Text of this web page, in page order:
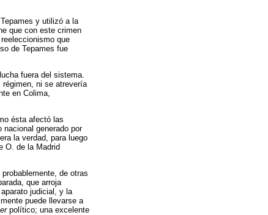
y utilizó a la
que con este crimen
que
de Tepames fue
fuera del sistema.
régimen, ni se atrevería
en Colima,
ésta afectó las
nacional generado por
la verdad, para luego
O. de la Madrid
de otras
que arroja
judicial, y la
puede llevarse a
político; una excelente